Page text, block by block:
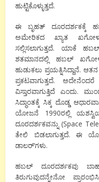
ಹುಟ್ಟಿಕೊಳ್ಳುತ್ತದೆ.
ಈ ಬೃಹತ್ ದೂರದರ್ಶಕಕ್ಕೆ
ಅಮೇರಿಕದ
ಖ್ಯಾತ
ಸಲ್ಲಿಸಲಾಗುತ್ತದೆ. ಯಾಕೆ
ಶತಮಾನದಲ್ಲಿ
ಹಬಲ್
ಹುಡುಕಲು ಪ್ರಯತ್ನಿಸಿದ್ದಾನೆ. ಆತನ
ಪ್ರಕಟವಾಗುತ್ತದೆ.ಅದೇನೆಂದರೆ
ವಿಸ್ತಾರವಾಗುತ್ತಿದೆ ಎಂದು.
ಸಿದ್ಧಾಂತಕ್ಕೆ ಸಿಕ್ಕ ದೊಡ್ಡ
ಯೋಜನೆ
1990ರಲ್ಲಿ
ದೂರದರ್ಶಕವನ್ನು (Space
ತೇಲಿ ಬಿಡಲಾಗುತ್ತದೆ. ಈ
ಡಾಲರ್‘ಗಳು.
ಹಬಲ್ ದೂರದರ್ಶಕವು
ತಿರುಗುವುದನ್ನೇನೋ